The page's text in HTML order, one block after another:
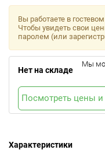
Характеристики
Вы работаете в
Чтобы увидеть свои
паролем (или
Нет на складе
Мы
Посмотреть цены и